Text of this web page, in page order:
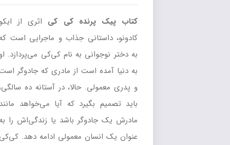
کتاب پیک پرنده کی کیاثری از ایکو
کادونو، داستانی جذاب و ماجرایی است که
به دختر نوجوانی به نام کی‌کی می‌پردازد. او
به دنیا آمده است از مادری که جادوگر است
و پدری معمولی. حالا، در آستانه ده سالگی،
باید تصمیم بگیرد که آیا می‌خواهد مانند
مادرش یک جادوگر باشد یا زندگی‌اش را به
عنوان یک انسان معمولی ادامه دهد. کی‌کی